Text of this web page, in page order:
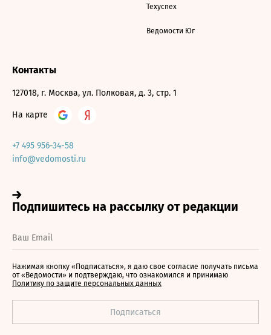
Техуспех
Ведомости Юг
Контакты
127018, г. Москва, ул. Полковая, д. 3, стр. 1
На карте
+7 495 956-34-58
info@vedomosti.ru
Нажимая кнопку «Подписаться», я даю свое согласие получать письма
от «Ведомости» и подтверждаю, что ознакомился и принимаю
Политику по защите персональных данных